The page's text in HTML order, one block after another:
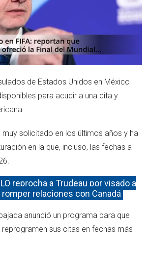
de Estados Unidos en México
para acudir a una cita y
solicitado en los últimos años y ha
en la que, incluso, las fechas a
reprocha a Trudeau por visado a
relaciones con Canadá
anunció un programa para que
sus citas en fechas más